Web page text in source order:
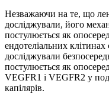
Незважаючи на те, що
досліджували, його
постулюється як
ендотеліальних
досліджували
постулюється як
VEGFR1 і VEGFR2 у
капілярів.